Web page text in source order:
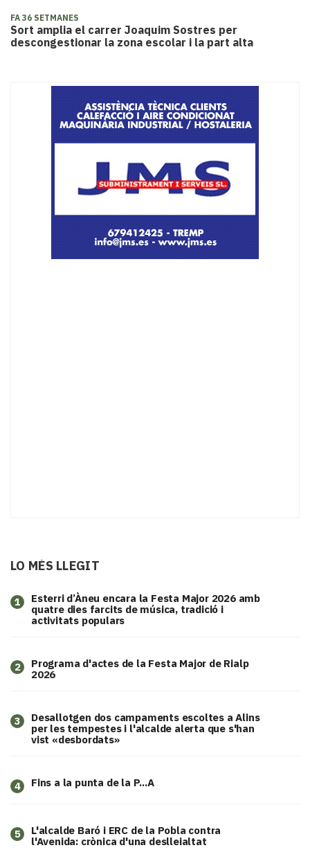
FA 36 SETMANES
​Sort amplia el carrer Joaquim Sostres per
descongestionar la zona escolar i la part alta
LO MÉS LLEGIT
1
Esterri d’Àneu encara la Festa Major 2026 amb
quatre dies farcits de música, tradició i
activitats populars
2
Programa d'actes de la Festa Major de Rialp
2026
3
​Desallotgen dos campaments escoltes a Alins
per les tempestes i l'alcalde alerta que s'han
vist «desbordats»
4 Fins a la punta de la P...A
5
L'alcalde Baró i ERC de la Pobla contra
l'Avenida: crònica d'una deslleialtat